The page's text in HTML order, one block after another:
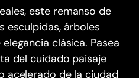
este remanso de
esculpidas, árboles
clásica. Pasea
del cuidado paisaje
acelerado de la ciudad